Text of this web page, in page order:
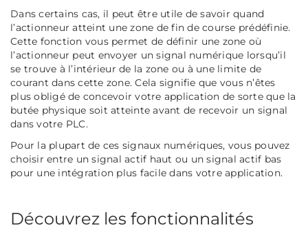
Dans certains cas, il peut être utile de savoir quand
l’actionneur atteint une zone de fin de course prédéfinie.
Cette fonction vous permet de définir une zone où
l’actionneur peut envoyer un signal numérique lorsqu’il
se trouve à l’intérieur de la zone ou à une limite de
courant dans cette zone. Cela signifie que vous n’êtes
plus obligé de concevoir votre application de sorte que la
butée physique soit atteinte avant de recevoir un signal
dans votre PLC.
Pour la plupart de ces signaux numériques, vous pouvez
choisir entre un signal actif haut ou un signal actif bas
pour une intégration plus facile dans votre application.
Découvrez les fonctionnalités